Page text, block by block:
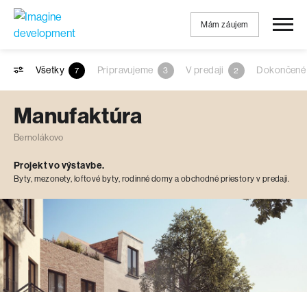
Mám záujem
Všetky 7 Pripravujeme 3 V predaji 2 Dokončené
Manufaktúra
Bernolákovo
Projekt vo výstavbe.
Byty, mezonety, loftové byty, rodinné domy a obchodné priestory v predaji.